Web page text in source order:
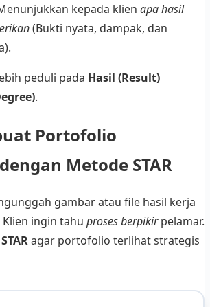
kepada klien apa hasil
(Bukti nyata, dampak, dan
peduli pada Hasil (Result)
.
Portofolio
Metode STAR
gambar atau file hasil kerja
ingin tahu proses berpikirpelamar.
STARagar portofolio terlihat strategis